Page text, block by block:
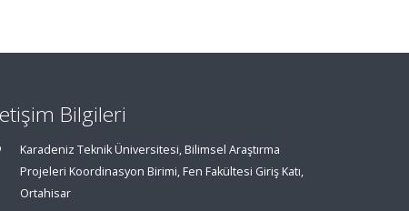
Bilgileri
Karadeniz Teknik Üniversitesi, Bilimsel Araştırma
Projeleri Koordinasyon Birimi, Fen Fakültesi Giriş Katı,
Ortahisar